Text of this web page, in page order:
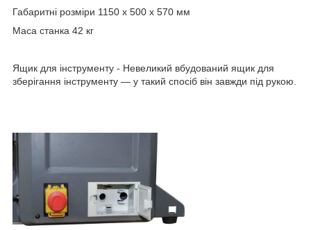
Габаритні розміри 1150 x 500 x 570 мм
Маса станка 42 кг
Ящик для інструменту - Невеликий вбудований ящик для
зберігання інструменту — у такий спосіб він завжди під рукою.